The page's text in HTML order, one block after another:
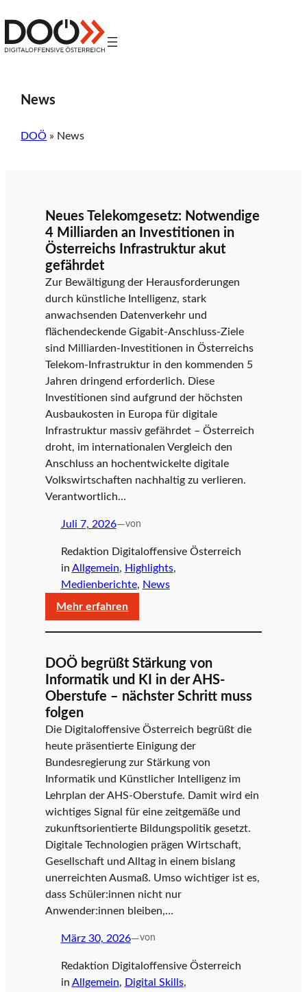
Inhalt
springen
Z
u
Digitaloffensive
News
DOÖ » News
Neues Telekomgesetz: Notwendige
4 Milliarden an Investitionen in
Österreichs Infrastruktur akut
gefährdet
Zur Bewältigung der Herausforderungen
durch künstliche Intelligenz, stark
anwachsenden Datenverkehr und
flächendeckende Gigabit-Anschluss-Ziele
sind Milliarden-Investitionen in Österreichs
Telekom-Infrastruktur in den kommenden 5
Jahren dringend erforderlich. Diese
Investitionen sind aufgrund der höchsten
Ausbaukosten in Europa für digitale
Infrastruktur massiv gefährdet – Österreich
droht, im internationalen Vergleich den
Anschluss an hochentwickelte digitale
Volkswirtschaften nachhaltig zu verlieren.
Verantwortlich…
Juli 7, 2026—von
Redaktion Digitaloffensive Österreich
in Allgemein, Highlights
Medienberichte, News
Mehr erfahren:
Neues
Notwendige
4
Milliarden
Investitionen
Österreichs
Infrastruktur
DOÖ begrüßt Stärkung von
Informatik und KI in der AHS-
Oberstufe – nächster Schritt muss
folgen
Die Digitaloffensive Österreich begrüßt die
heute präsentierte Einigung der
Bundesregierung zur Stärkung von
Informatik und Künstlicher Intelligenz im
Lehrplan der AHS-Oberstufe. Damit wird ein
wichtiges Signal für eine zeitgemäße und
zukunftsorientierte Bildungspolitik gesetzt.
Digitale Technologien prägen Wirtschaft,
Gesellschaft und Alltag in einem bislang
unerreichten Ausmaß. Umso wichtiger ist es,
dass Schüler:innen nicht nur
Anwender:innen bleiben,…
März 30, 2026—von
Redaktion Digitaloffensive Österreich
in Allgemein, Digital Skills